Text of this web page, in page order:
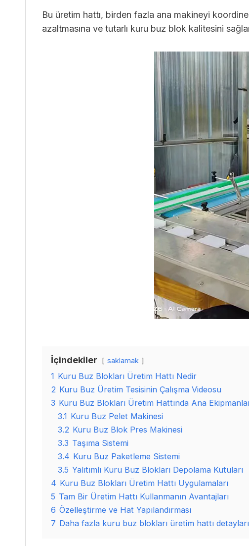
Bu üretim hattı, birden fazla ana makineyi
azaltmasına ve tutarlı kuru buz blok kalitesini
İçindekiler saklamak
1 Kuru Buz Blokları Üretim Hattı Nedir
2 Kuru Buz Üretim Tesisinin Çalışma Videosu
3 Kuru Buz Blokları Üretim Hattında Ana
3.1 Kuru Buz Pelet Makinesi
3.2 Kuru Buz Blok Pres Makinesi
3.3 Taşıma Sistemi
3.4 Kuru Buz Paketleme Sistemi
3.5 Yalıtımlı Kuru Buz Blokları Depolama Kutuları
4 Kuru Buz Blokları Üretim Hattı Uygulamaları
5 Tam Bir Üretim Hattı Kullanmanın Avantajları
6 Özelleştirme ve Hat Yapılandırması
7 Daha fazla kuru buz blokları üretim hattı